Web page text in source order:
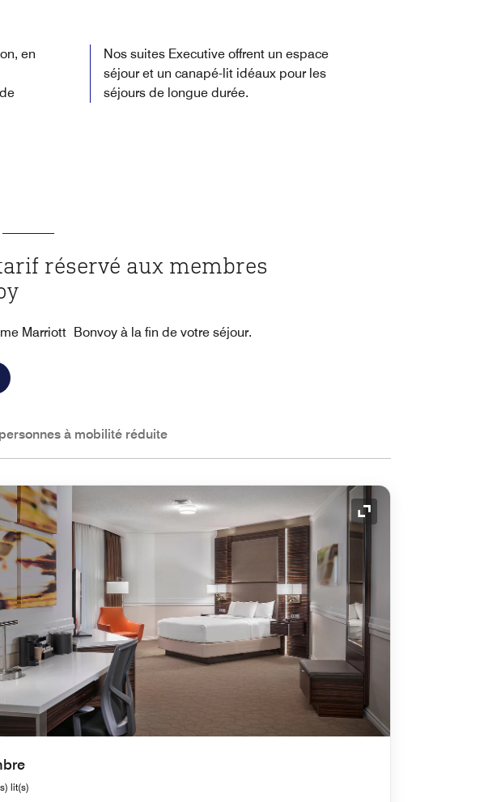
en
Nos suites Executive offrent un espace
séjour et un canapé-lit idéaux pour les
séjours de longue durée.
réservé aux membres
Marriott Bonvoy à la fin de votre séjour.
à mobilité réduite
Icône de
lit(s)